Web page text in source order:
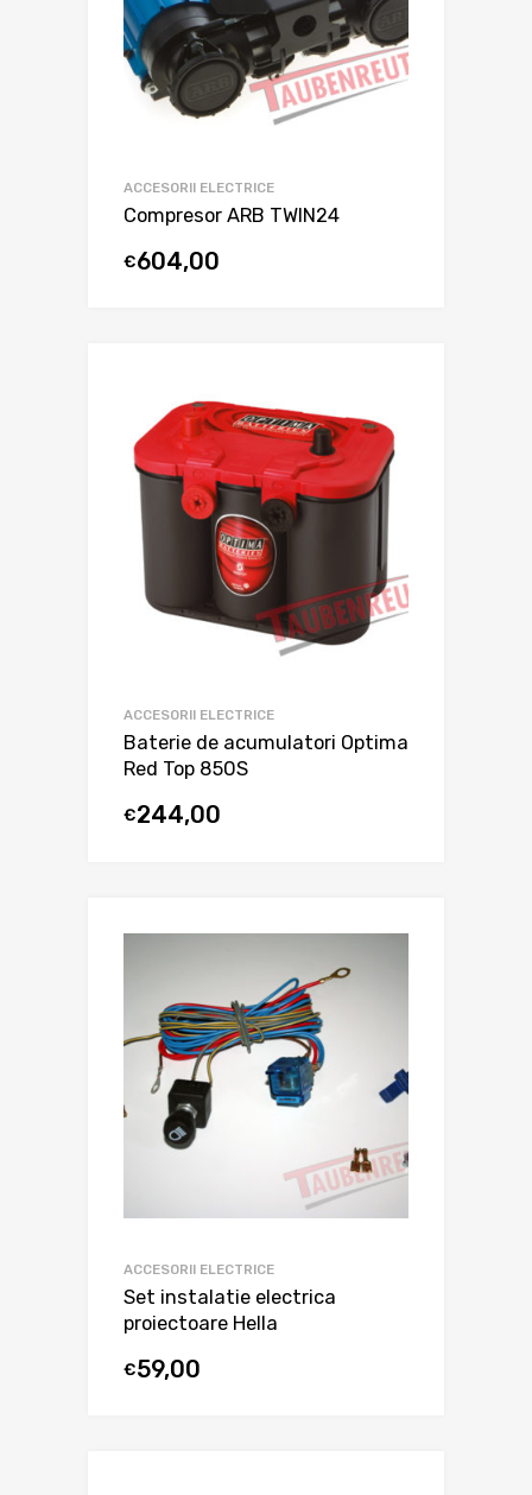
ACCESORII ELECTRICE
Compresor ARB TWIN24
€604,00
ACCESORII ELECTRICE
Baterie de acumulatori Optima
Red Top 850S
€244,00
ACCESORII ELECTRICE
Set instalatie electrica
proiectoare Hella
€59,00